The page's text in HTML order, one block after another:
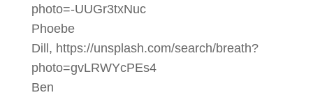
photo=-UUGr3txNuc
Phoebe
Dill, https://unsplash.com/search/breath?
photo=gvLRWYcPEs4
Ben